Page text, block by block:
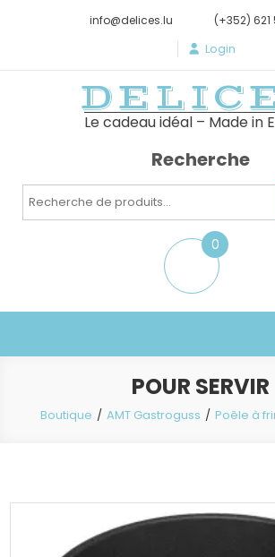
info@delices.lu (+352) 621
Login
Le cadeau idéal – Made in
Recherche
Recherche
0
item
POUR SERVIR
Boutique AMT Gastroguss Poêle à